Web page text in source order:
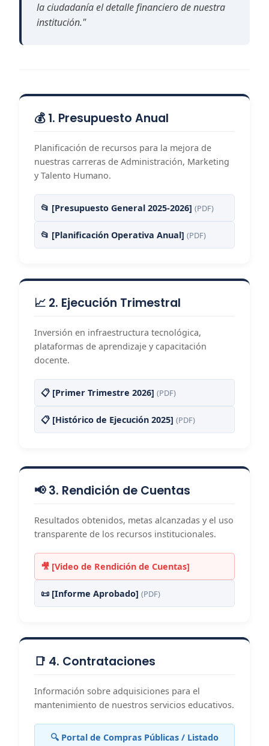
la ciudadanía el detalle financiero de nuestra
institución."
💰 1. Presupuesto Anual
Planificación de recursos para la mejora de
nuestras carreras de Administración, Marketing
y Talento Humano.
📂 [Presupuesto General 2025-2026] (PDF)
📂 [Planificación Operativa Anual] (PDF)
📈 2. Ejecución Trimestral
Inversión en infraestructura tecnológica,
plataformas de aprendizaje y capacitación
docente.
📋 [Primer Trimestre 2026] (PDF)
📋 [Histórico de Ejecución 2025] (PDF)
📢 3. Rendición de Cuentas
Resultados obtenidos, metas alcanzadas y el uso
transparente de los recursos institucionales.
🎥 [Video de Rendición de Cuentas]
📜 [Informe Aprobado] (PDF)
📑 4. Contrataciones
Información sobre adquisiciones para el
mantenimiento de nuestros servicios educativos.
🔍 Portal de Compras Públicas / Listado